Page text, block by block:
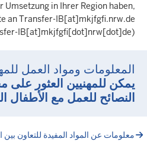
Umsetzung in Ihrer Region haben,
anTransfer-IB[at]mkjfgfi.nrw.de
IB[at]mkjfgfi[dot]nrw[dot]de)
المعلومات ومواد العمل
يمكن للمهنيين العثور
النصائح للعمل مع الأطفال
معلومات عن المواد المفيدة للتعاون بين